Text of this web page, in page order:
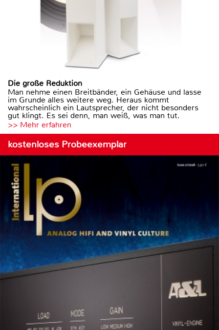
Die große Reduktion
Man nehme einen Breitbänder, ein Gehäuse und lasse
im Grunde alles weitere weg. Heraus kommt
wahrscheinlich ein Lautsprecher, der nicht besonders
gut klingt. Es sei denn, man weiß, was man tut.
>> Mehr erfahren
kostenloses Probeexemplar